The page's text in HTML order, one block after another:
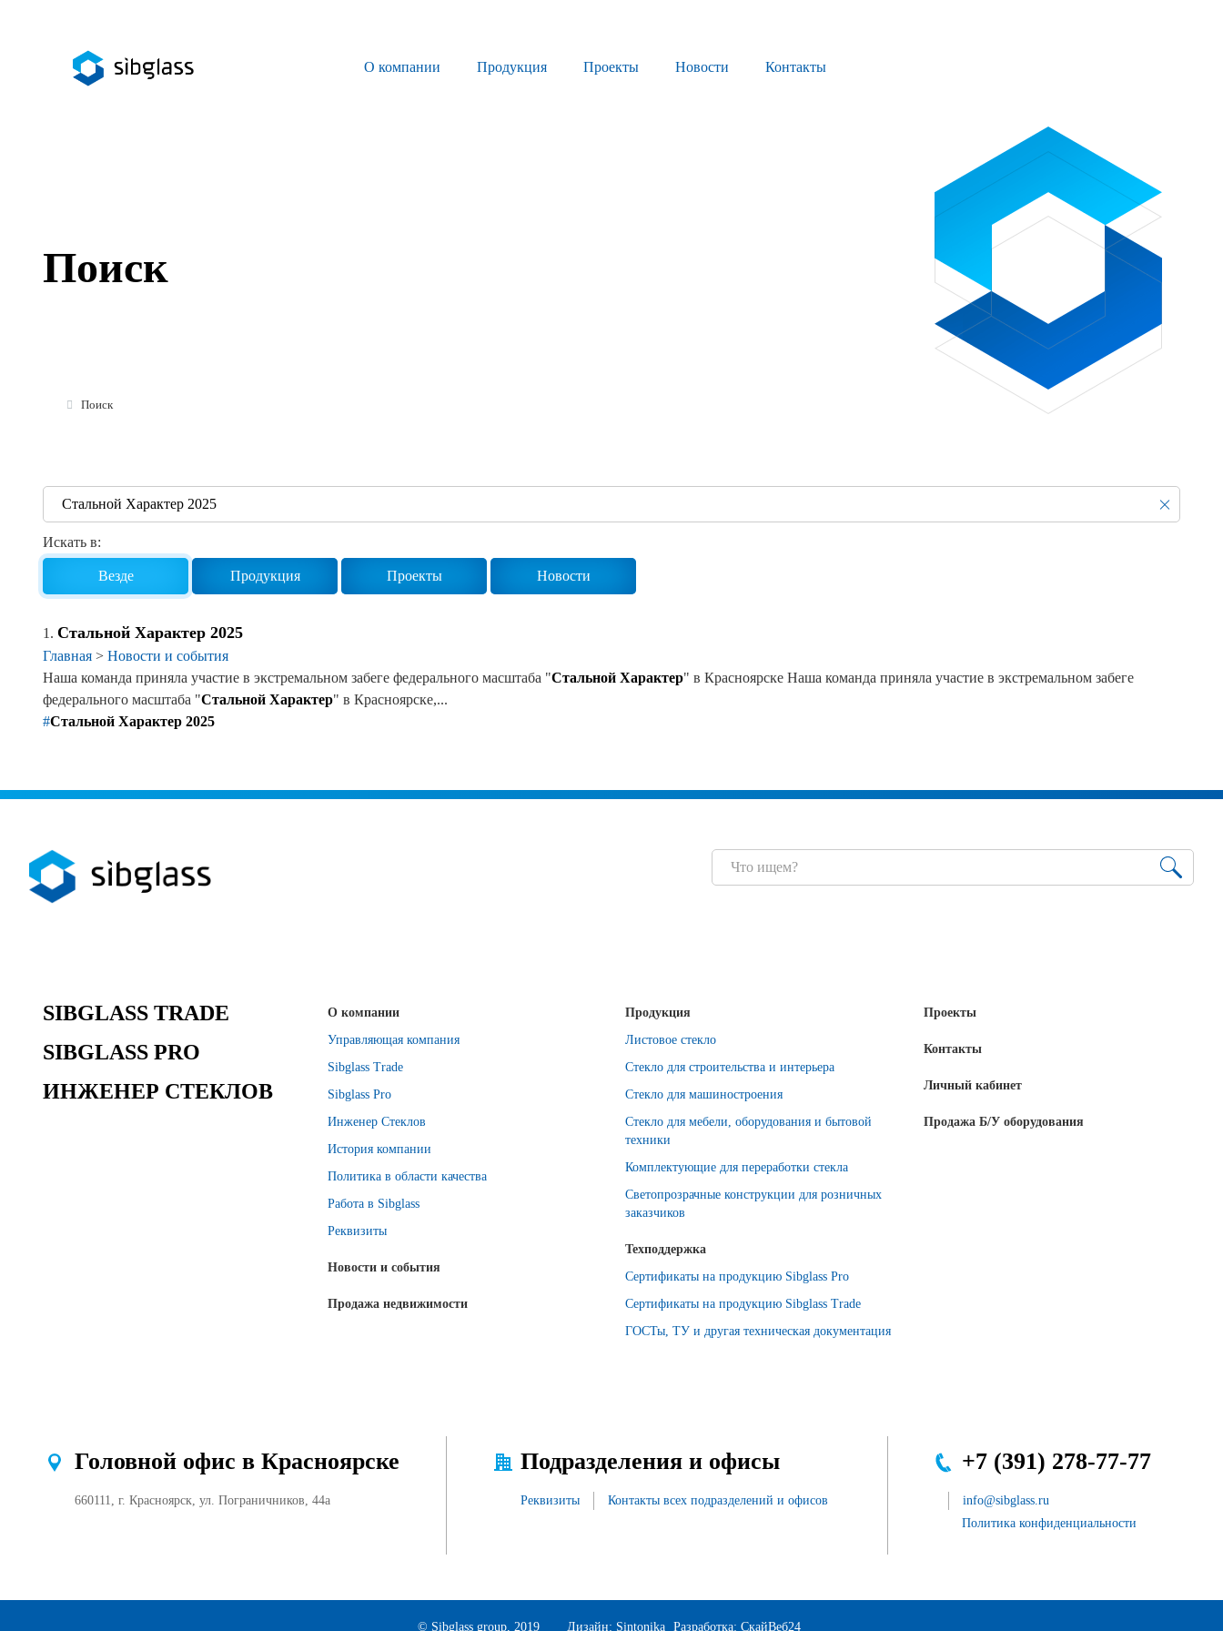
О компании Продукция Проекты Новости Контакты
Инженер Стеклов
Продажа недвижимости
Сертификаты на продукцию Sibglass Trade
ГОСТы, ТУ и другая техническая документация
Контакты
Личный кабинет
Поиск
Поиск
Искать в:
Везде Продукция Проекты Новости
1. Стальной Характер 2025
Главная > Новости и события
Наша команда приняла участие в экстремальном забеге федерального масштаба "Стальной Характер" в Красноярске Наша команда приняла участие в экстремальном забеге
федерального масштаба "Стальной Характер" в Красноярске,...
#Стальной Характер 2025
SIBGLASS TRADE
SIBGLASS PRO
ИНЖЕНЕР СТЕКЛОВ
О компании
Управляющая компания
Sibglass Trade
Sibglass Pro
Инженер Стеклов
История компании
Политика в области качества
Работа в Sibglass
Реквизиты
Новости и события
Продажа недвижимости
Продукция
Листовое стекло
Стекло для строительства и интерьера
Стекло для машиностроения
Стекло для мебели, оборудования и бытовой
техники
Комплектующие для переработки стекла
Светопрозрачные конструкции для розничных
заказчиков
Техподдержка
Сертификаты на продукцию Sibglass Pro
Сертификаты на продукцию Sibglass Trade
ГОСТы, ТУ и другая техническая документация
Проекты
Контакты
Личный кабинет
Продажа Б/У оборудования
Головной офис в Красноярске
660111, г. Красноярск, ул. Пограничников, 44а
Подразделения и офисы
Реквизиты Контакты всех подразделений и офисов
+7 (391) 278-77-77
info@sibglass.ru
Политика конфиденциальности
© Sibglass group, 2019 Дизайн: Sintonika Разработка: СкайВеб24